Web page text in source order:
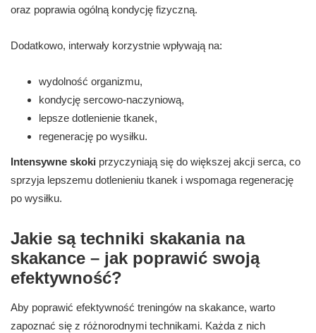
oraz poprawia ogólną kondycję fizyczną.
Dodatkowo, interwały korzystnie wpływają na:
wydolność organizmu,
kondycję sercowo-naczyniową,
lepsze dotlenienie tkanek,
regenerację po wysiłku.
Intensywne skoki przyczyniają się do większej akcji serca, co
sprzyja lepszemu dotlenieniu tkanek i wspomaga regenerację
po wysiłku.
Jakie są techniki skakania na
skakance – jak poprawić swoją
efektywność?
Aby poprawić efektywność treningów na skakance, warto
zapoznać się z różnorodnymi technikami. Każda z nich